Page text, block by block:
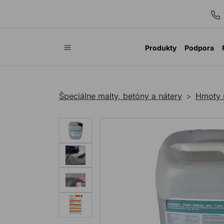
Produkty Podpora
Špeciálne malty, betóny a nátery Hmoty